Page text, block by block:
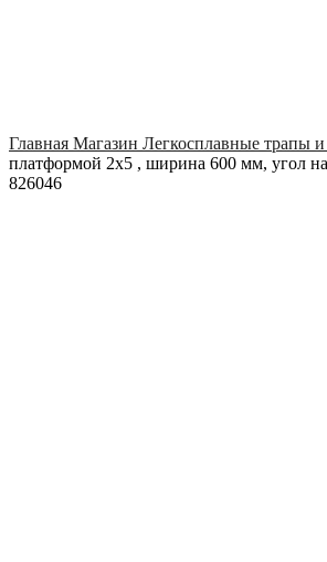
Главная Магазин Легкосплавные трапы
платформой 2х5 , ширина 600 мм, угол
826046